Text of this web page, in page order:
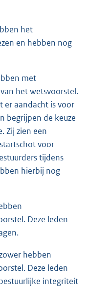
het
en hebben nog
met
het wetsvoorstel.
er aandacht is voor
begrijpen de keuze
Zij zien een
voor
tijdens
hierbij nog
Deze leden
hebben
Deze leden
integriteit